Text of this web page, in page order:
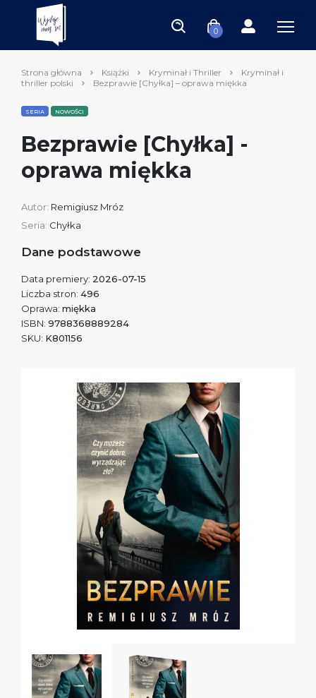
0
Strona główna Książki Kryminał i Thriller
Kryminał i
thriller polski
Bezprawie [Chyłka] – oprawa miękka
SERIA NOWOŚCI
Bezprawie [Chyłka] -
oprawa miękka
Autor: Remigiusz Mróz
Seria: Chyłka
Dane podstawowe
Data premiery: 2026-07-15
Liczba stron: 496
Oprawa: miękka
ISBN: 9788368889284
SKU: K801156